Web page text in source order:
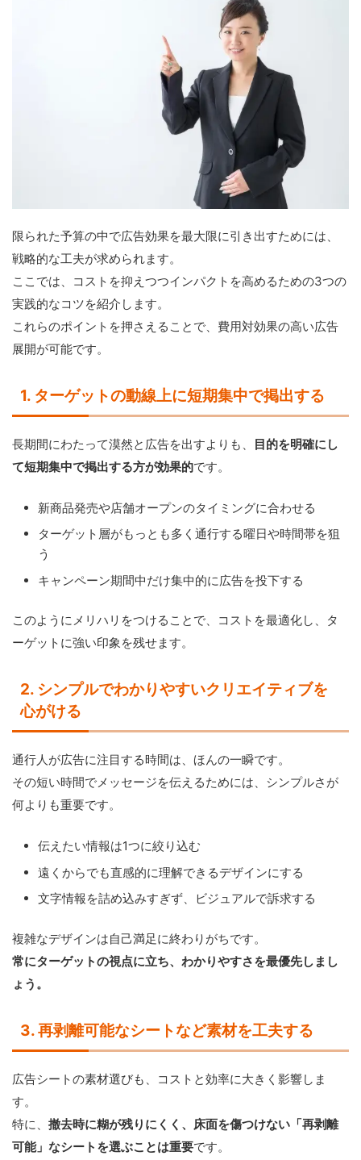
限られた予算の中で広告効果を最大限に引き出すためには、
戦略的な工夫が求められます。
ここでは、コストを抑えつつインパクトを高めるための3つの
実践的なコツを紹介します。
これらのポイントを押さえることで、費用対効果の高い広告
展開が可能です。
1. ターゲットの動線上に短期集中で掲出する
長期間にわたって漠然と広告を出すよりも、
目的を明確にし
て短期集中で掲出する方が効果的です。
新商品発売や店舗オープンのタイミングに合わせる
ターゲット層がもっとも多く通行する曜日や時間帯を狙
う
キャンペーン期間中だけ集中的に広告を投下する
このようにメリハリをつけることで、コストを最適化し、タ
ーゲットに強い印象を残せます。
2. シンプルでわかりやすいクリエイティブを
心がける
通行人が広告に注目する時間は、ほんの一瞬です。
その短い時間でメッセージを伝えるためには、シンプルさが
何よりも重要です。
伝えたい情報は1つに絞り込む
遠くからでも直感的に理解できるデザインにする
文字情報を詰め込みすぎず、ビジュアルで訴求する
複雑なデザインは自己満足に終わりがちです。
常にターゲットの視点に立ち、わかりやすさを最優先しまし
ょう。
3. 再剥離可能なシートなど素材を工夫する
広告シートの素材選びも、コストと効率に大きく影響しま
す。
特に、 撤去時に糊が残りにくく、床面を傷つけない「再剥離
可能」なシートを選ぶことは重要です。